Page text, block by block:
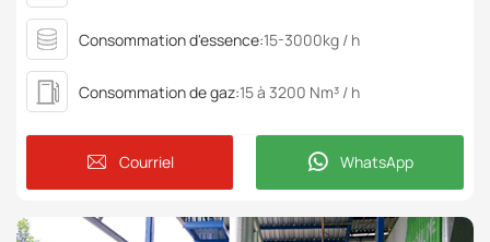
Consommation d'essence:15-3000kg / h
Consommation de gaz:15 à 3200 Nm³ / h
Courriel WhatsApp